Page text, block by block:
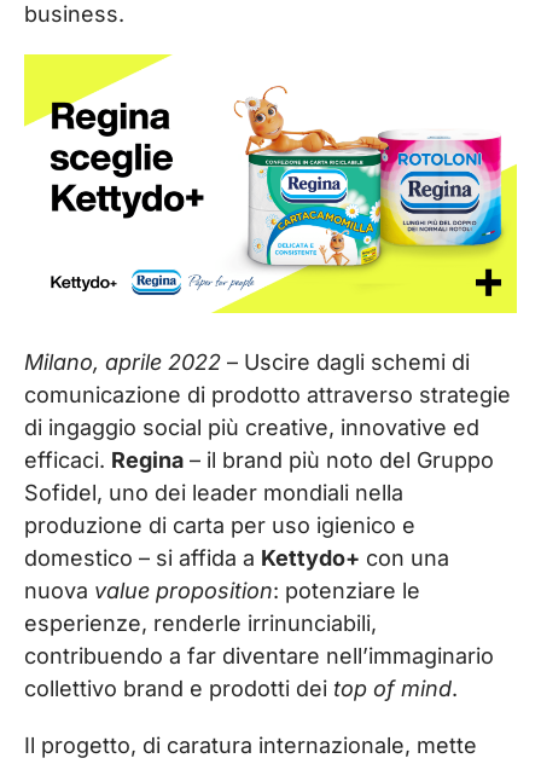
business.
Milano, aprile 2022 – Uscire dagli schemi di
comunicazione di prodotto attraverso strategie
di ingaggio social più creative, innovative ed
efficaci. Regina – il brand più noto del Gruppo
Sofidel, uno dei leader mondiali nella
produzione di carta per uso igienico e
domestico – si affida a Kettydo+ con una
nuova value proposition: potenziare le
esperienze, renderle irrinunciabili,
contribuendo a far diventare nell’immaginario
collettivo brand e prodotti dei top of mind.
Il progetto, di caratura internazionale, mette